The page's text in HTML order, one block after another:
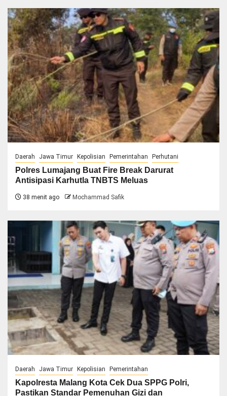
Daerah Jawa Timur Kepolisian Pemerintahan Perhutani
Polres Lumajang Buat Fire Break Darurat
Antisipasi Karhutla TNBTS Meluas
38 menit ago Mochammad Safik
Daerah Jawa Timur Kepolisian Pemerintahan
Kapolresta Malang Kota Cek Dua SPPG Polri,
Pastikan Standar Pemenuhan Gizi dan